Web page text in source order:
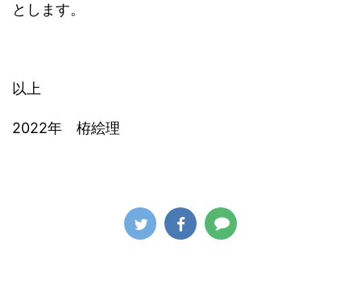
とします。
以上
2022年 栫絵理